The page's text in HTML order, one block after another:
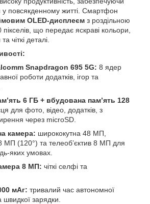
у повсякденному житті. Смартфон
OLED-дисплеєм з роздільною
що передає яскраві кольори,
чіткі деталі.
Snapdragon 695 5G: 8 ядер
роботи додатків, ігор та
6 ГБ + вбудована пам’ять 128
для фото, відео, додатків, з
через microSD.
камера: ширококутна 48 МП,
МП (120°) та телеоб’єктив 8 МП для
яких умовах.
8 МП: чіткі селфі та
мАг: тривалий час автономної
швидкої зарядки.